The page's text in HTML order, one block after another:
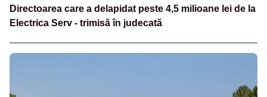
Directoarea care a delapidat peste 4,5 milioane lei de la
Electrica Serv - trimisă în judecată